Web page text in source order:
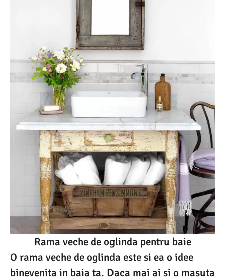
Rama veche de oglinda pentru baie
O rama veche de oglinda este si ea o idee
binevenita in baia ta. Daca mai ai si o masuta